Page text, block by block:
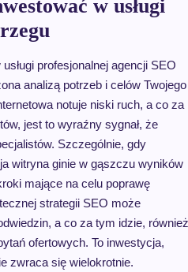
w usługi
profesjonalnej agencji SEO
analizą potrzeb i celów Twojego
notuje niski ruch, a co za
jest to wyraźny sygnał, że
Szczególnie, gdy
witryna ginie w gąszczu wyników
mające na celu poprawę
strategii SEO może
a co za tym idzie, również
ofertowych. To inwestycja,
zwraca się wielokrotnie.